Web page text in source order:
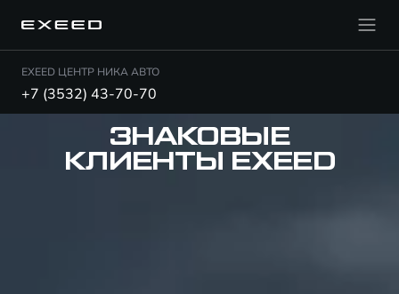
EXEED ЦЕНТР НИКА АВТО
+7 (3532) 43-70-70
ЗНАКОВЫЕ
КЛИЕНТЫ EXEED